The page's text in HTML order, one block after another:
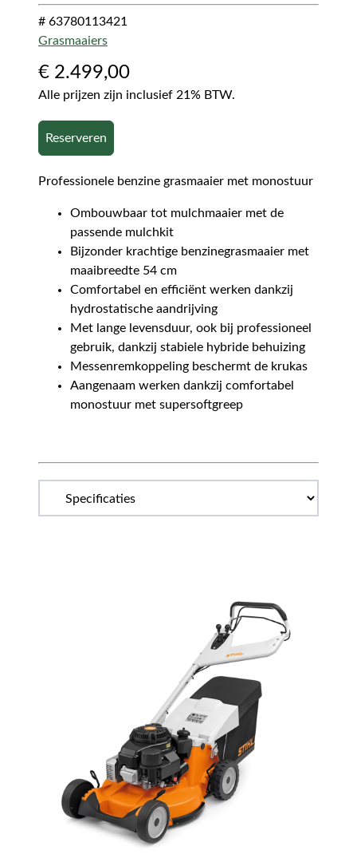
# 63780113421
Grasmaaiers
€ 2.499,00
Alle prijzen zijn inclusief 21% BTW.
Reserveren
Professionele benzine grasmaaier met monostuur
Ombouwbaar tot mulchmaaier met de
passende mulchkit
Bijzonder krachtige benzinegrasmaaier met
maaibreedte 54 cm
Comfortabel en efficiënt werken dankzij
hydrostatische aandrijving
Met lange levensduur, ook bij professioneel
gebruik, dankzij stabiele hybride behuizing
Messenremkoppeling beschermt de krukas
Aangenaam werken dankzij comfortabel
monostuur met supersoftgreep